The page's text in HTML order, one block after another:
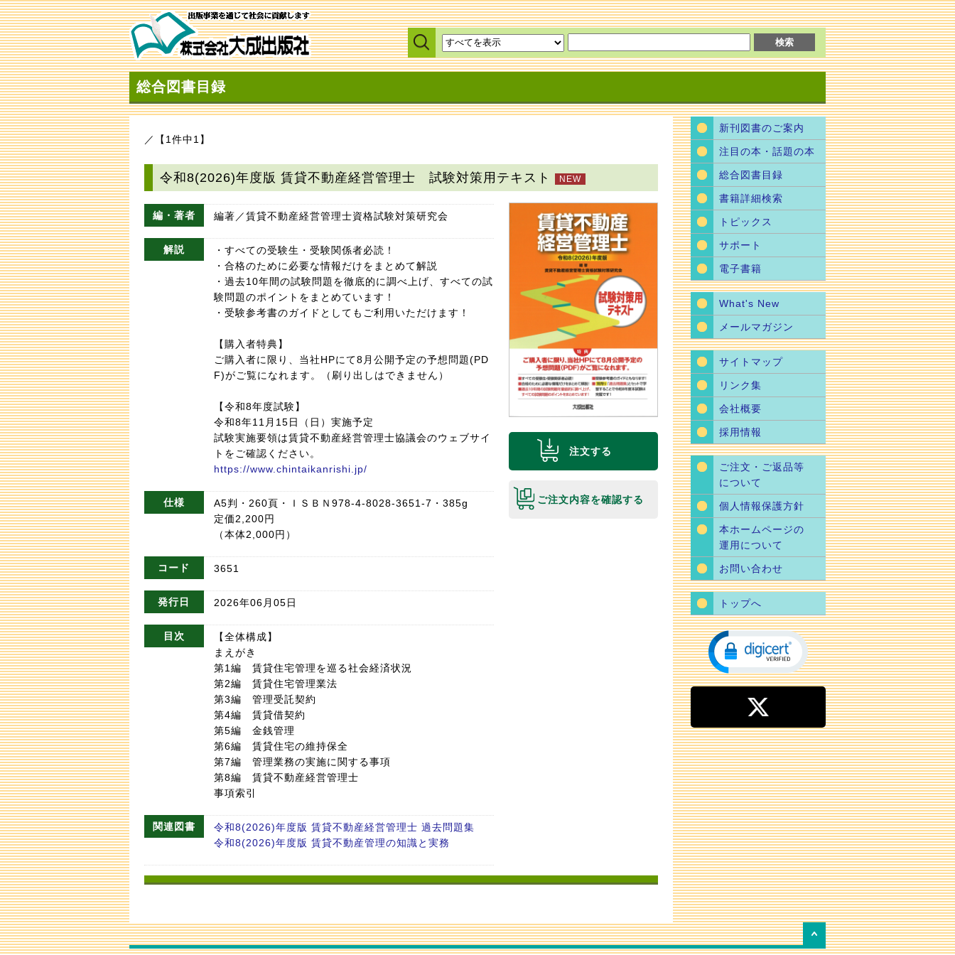
総合図書目録
／【1件中1】
令和8(2026)年度版 賃貸不動産経営管理士 試験対策用テキスト
編・著者 編著／賃貸不動産経営管理士資格試験対策研究会
解説
・すべての受験生・受験関係者必読！
・合格のために必要な情報だけをまとめて解説
・過去10年間の試験問題を徹底的に調べ上げ、すべての試
験問題のポイントをまとめています！
・受験参考書のガイドとしてもご利用いただけます！
【購入者特典】
ご購入者に限り、当社HPにて8月公開予定の予想問題(PD
F)がご覧になれます。（刷り出しはできません）
【令和8年度試験】
令和8年11月15日（日）実施予定
試験実施要領は賃貸不動産経営管理士協議会のウェブサイ
トをご確認ください。
https://www.chintaikanrishi.jp/
仕様
A5判・260頁・ＩＳＢＮ978-4-8028-3651-7・385g
定価2,200円
（本体2,000円）
コード 3651
発行日 2026年06月05日
目次
【全体構成】
まえがき
第1編 賃貸住宅管理を巡る社会経済状況
第2編 賃貸住宅管理業法
第3編 管理受託契約
第4編 賃貸借契約
第5編 金銭管理
第6編 賃貸住宅の維持保全
第7編 管理業務の実施に関する事項
第8編 賃貸不動産経営管理士
事項索引
関連図書
令和8(2026)年度版 賃貸不動産経営管理士 過去問題集
令和8(2026)年度版 賃貸不動産管理の知識と実務
注文する
ご注文内容を確認する
新刊図書のご案内
注目の本・話題の本
総合図書目録
書籍詳細検索
トピックス
サポート
電子書籍
What's New
メールマガジン
サイトマップ
リンク集
会社概要
採用情報
ご注文・ご返品等
について
個人情報保護方針
本ホームページの
運用について
お問い合わせ
トップへ